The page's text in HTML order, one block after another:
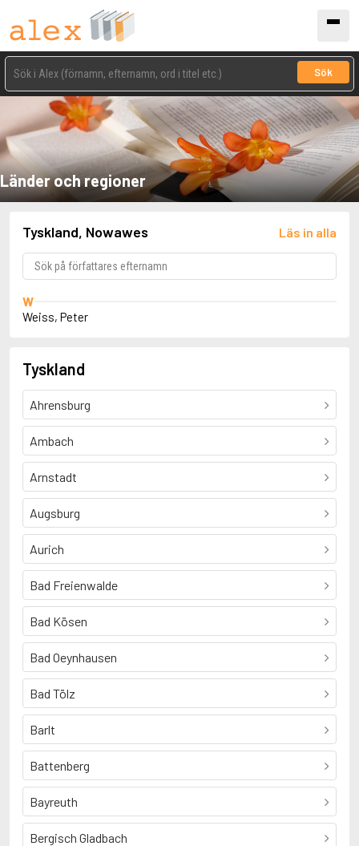
Sök
Länder och regioner
Tyskland, Nowawes Läs in alla
W
Weiss, Peter
Tyskland
Ahrensburg
Ambach
Arnstadt
Augsburg
Aurich
Bad Freienwalde
Bad Kösen
Bad Oeynhausen
Bad Tölz
Barlt
Battenberg
Bayreuth
Bergisch Gladbach